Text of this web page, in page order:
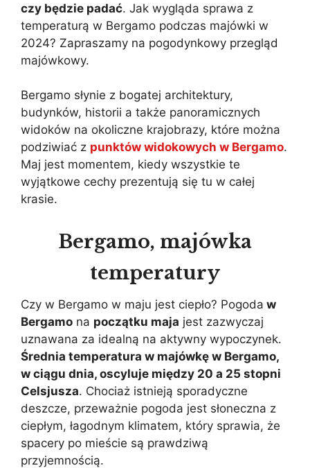
czy będzie padać. Jak wygląda sprawa z
temperaturą w Bergamo podczas majówki w
2024? Zapraszamy na pogodynkowy przegląd
majówkowy.
Bergamo słynie z bogatej architektury,
budynków, historii a także panoramicznych
widoków na okoliczne krajobrazy, które można
podziwiać z punktów widokowych w Bergamo.
Maj jest momentem, kiedy wszystkie te
wyjątkowe cechy prezentują się tu w całej
krasie.
Bergamo, majówka
temperatury
Czy w Bergamo w maju jest ciepło? Pogoda w
Bergamo na początku maja jest zazwyczaj
uznawana za idealną na aktywny wypoczynek.
Średnia temperatura w majówkę w Bergamo,
w ciągu dnia, oscyluje między 20 a 25 stopni
Celsjusza. Chociaż istnieją sporadyczne
deszcze, przeważnie pogoda jest słoneczna z
ciepłym, łagodnym klimatem, który sprawia, że
spacery po mieście są prawdziwą
przyjemnością.